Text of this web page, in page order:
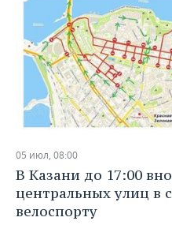
05 июл, 08:00
В Казани до 17:00
центральных улиц в
велоспорту